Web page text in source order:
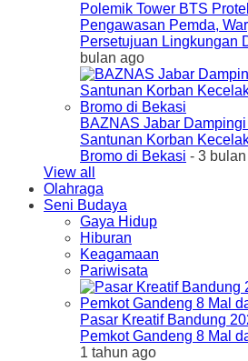
Polemik Tower BTS
Pengawasan Pemda,
Persetujuan Lingkungan
bulan ago
BAZNAS Jabar
Santunan Korban
Bromo di Bekasi - 3
View all
Olahraga
Seni Budaya
Gaya Hidup
Hiburan
Keagamaan
Pariwisata
Pasar Kreatif Bandung
Pemkot Gandeng 8 Mal
1 tahun ago